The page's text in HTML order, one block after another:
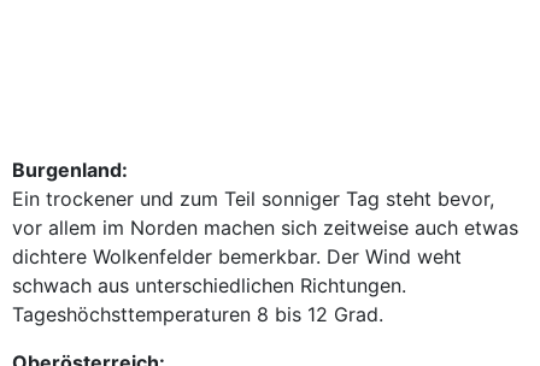
Burgenland:
Ein trockener und zum Teil sonniger Tag steht bevor,
vor allem im Norden machen sich zeitweise auch etwas
dichtere Wolkenfelder bemerkbar. Der Wind weht
schwach aus unterschiedlichen Richtungen.
Tageshöchsttemperaturen 8 bis 12 Grad.